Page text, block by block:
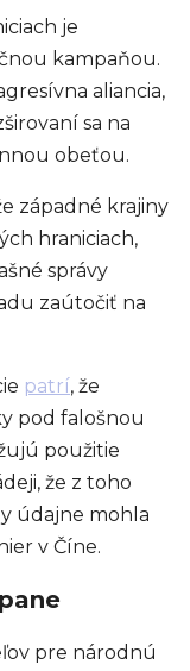
je
kampaňou.
aliancia,
sa na
obeťou.
západné krajiny
hraniciach,
správy
zaútočiť na
patrí, že
pod falošnou
použitie
že z toho
údajne mohla
v Číne.
pre národnú